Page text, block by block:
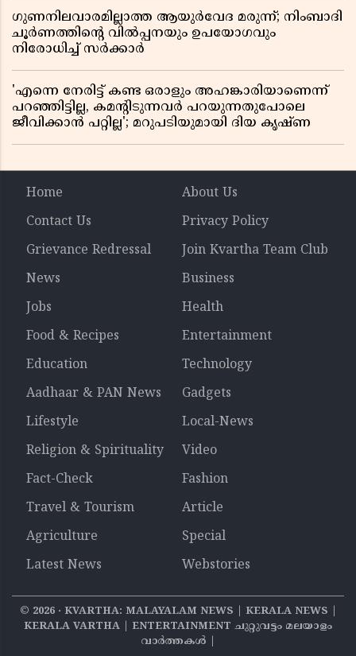
ഗുണനിലവാരമില്ലാത്ത ആയുർവേദ മരുന്ന്; നിംബാദി
ചൂർണത്തിൻ്റെ വിൽപ്പനയും ഉപയോഗവും
നിരോധിച്ച് സർക്കാർ
'എന്നെ നേരിട്ട് കണ്ട ഒരാളും അഹങ്കാരിയാണെന്ന്
പറഞ്ഞിട്ടില്ല, കമൻ്റിടുന്നവർ പറയുന്നതുപോലെ
ജീവിക്കാൻ പറ്റില്ല'; മറുപടിയുമായി ദിയ കൃഷ്ണ
Home
About Us
Contact Us
Privacy Policy
Grievance Redressal
Join Kvartha Team Club
News
Business
Jobs
Health
Food & Recipes
Entertainment
Education
Technology
Aadhaar & PAN News
Gadgets
Lifestyle
Local-News
Religion & Spirituality
Video
Fact-Check
Fashion
Travel & Tourism
Article
Agriculture
Special
Latest News
Webstories
© 2026‧ KVARTHA: MALAYALAM NEWS | KERALA NEWS |
KERALA VARTHA | ENTERTAINMENT ചുറ്റുവട്ടം മലയാളം
വാര്‍ത്തകൾ |